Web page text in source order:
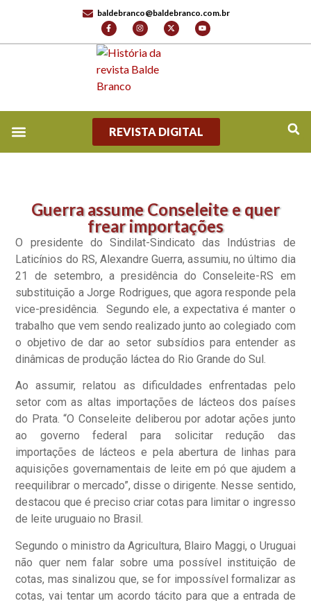
baldebranco@baldebranco.com.br
REVISTA DIGITAL
Guerra assume Conseleite e quer
frear importações
O presidente do Sindilat-Sindicato das Indústrias de
Laticínios do RS, Alexandre Guerra, assumiu, no último dia
21 de setembro, a presidência do Conseleite-RS em
substituição a Jorge Rodrigues, que agora responde pela
vice-presidência. Segundo ele, a expectativa é manter o
trabalho que vem sendo realizado junto ao colegiado com
o objetivo de dar ao setor subsídios para entender as
dinâmicas de produção láctea do Rio Grande do Sul.
Ao assumir, relatou as dificuldades enfrentadas pelo
setor com as altas importações de lácteos dos países
do Prata. “O Conseleite deliberou por adotar ações junto
ao governo federal para solicitar redução das
importações de lácteos e pela abertura de linhas para
aquisições governamentais de leite em pó que ajudem a
reequilibrar o mercado”, disse o dirigente. Nesse sentido,
destacou que é preciso criar cotas para limitar o ingresso
de leite uruguaio no Brasil.
Segundo o ministro da Agricultura, Blairo Maggi, o Uruguai
não quer nem falar sobre uma possível instituição de
cotas, mas sinalizou que, se for impossível formalizar as
cotas, vai tentar um acordo tácito para que a entrada de